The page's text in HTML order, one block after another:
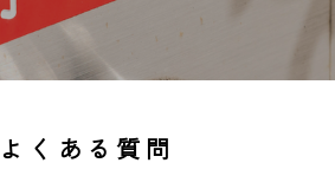
よくある質問